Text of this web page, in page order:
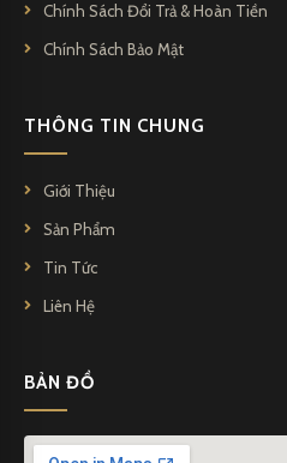
Chính Sách Đổi Trả & Hoàn Tiền
Chính Sách Bảo Mật
THÔNG TIN CHUNG
Giới Thiệu
Sản Phẩm
Tin Tức
Liên Hệ
BẢN ĐỒ